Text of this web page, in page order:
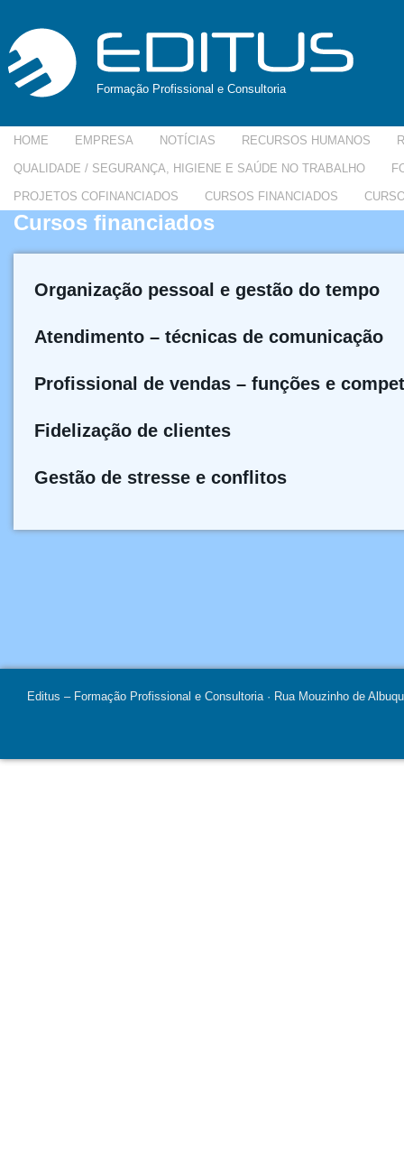
Formação Profissional e Consultoria
HOME EMPRESA NOTÍCIAS RECURSOS HUMANOS
QUALIDADE / SEGURANÇA, HIGIENE E SAÚDE NO TRABALHO
PROJETOS COFINANCIADOS CURSOS FINANCIADOS
Cursos financiados
Organização pessoal e gestão do tempo
Atendimento – técnicas de comunicação
Profissional de vendas – funções e
Fidelização de clientes
Gestão de stresse e conflitos
Editus – Formação Profissional e Consultoria · Rua Mouzinho de